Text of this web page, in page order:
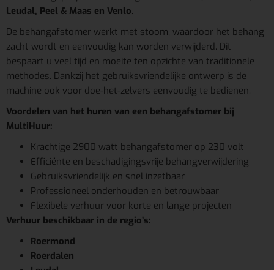
Leudal, Peel & Maas en Venlo.
De behangafstomer werkt met stoom, waardoor het behang
zacht wordt en eenvoudig kan worden verwijderd. Dit
bespaart u veel tijd en moeite ten opzichte van traditionele
methodes. Dankzij het gebruiksvriendelijke ontwerp is de
machine ook voor doe-het-zelvers eenvoudig te bedienen.
Voordelen van het huren van een behangafstomer bij
MultiHuur:
Krachtige 2900 watt behangafstomer op 230 volt
Efficiënte en beschadigingsvrije behangverwijdering
Gebruiksvriendelijk en snel inzetbaar
Professioneel onderhouden en betrouwbaar
Flexibele verhuur voor korte en lange projecten
Verhuur beschikbaar in de regio’s:
Roermond
Roerdalen